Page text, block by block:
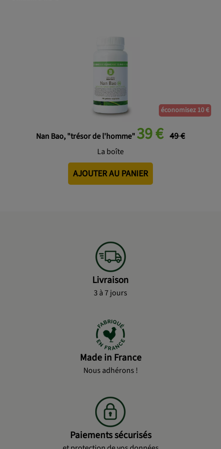
économisez 10 €
Nan Bao, "trésor de l'homme" 39 € 49 €
La boîte
AJOUTER AU PANIER
Livraison
3 à 7 jours
Made in France
Nous adhérons !
Paiements sécurisés